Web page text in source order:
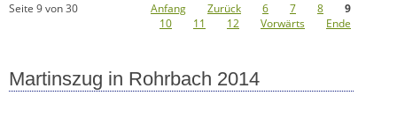
Seite 9 von 30 Anfang Zurück 6 7 8
9
10
11 12 Vorwärts Ende
Martinszug in Rohrbach 2014